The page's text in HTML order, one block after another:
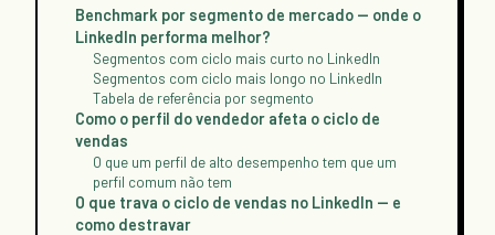
Benchmark por segmento de mercado — onde o
LinkedIn performa melhor?
Segmentos com ciclo mais curto no LinkedIn
Segmentos com ciclo mais longo no LinkedIn
Tabela de referência por segmento
Como o perfil do vendedor afeta o ciclo de
vendas
O que um perfil de alto desempenho tem que um
perfil comum não tem
O que trava o ciclo de vendas no LinkedIn — e
como destravar